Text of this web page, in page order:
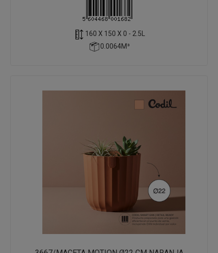
160 X 150 X 0 - 2.5L
0.0064M³